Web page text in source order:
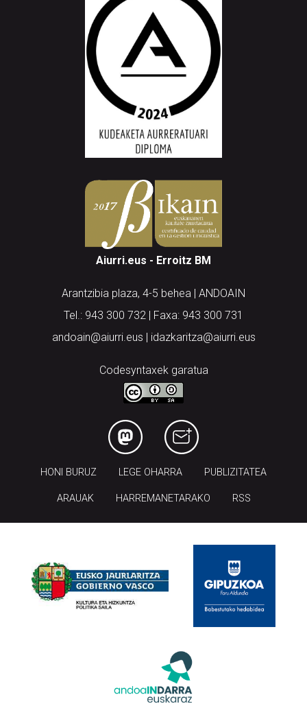
Aiurri.eus - Erroitz BM
Arantzibia plaza, 4-5 behea | ANDOAIN
Tel.: 943 300 732 | Faxa: 943 300 731
andoain@aiurri.eus | idazkaritza@aiurri.eus
Codesyntaxek garatua
HONI BURUZ LEGE OHARRA PUBLIZITATEA
ARAUAK HARREMANETARAKO RSS